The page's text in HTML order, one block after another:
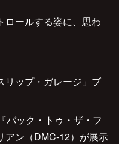
ロールする姿に、思わ
リップ・ガレージ」ブ
バック・トゥ・ザ・フ
アン（DMC-12）が展示